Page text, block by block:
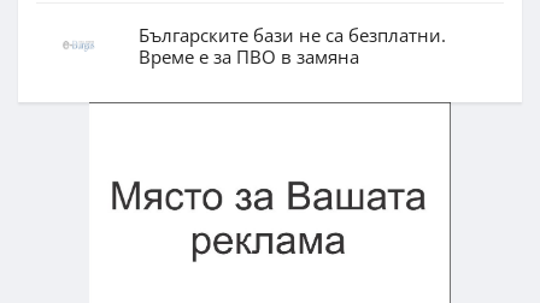
Българските бази не са безплатни.
Време е за ПВО в замяна